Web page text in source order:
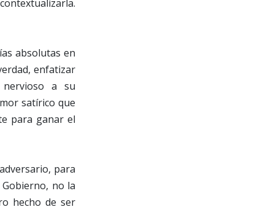
absolutas en
enfatizar
a su
satírico que
para ganar el
para
no la
hecho de ser